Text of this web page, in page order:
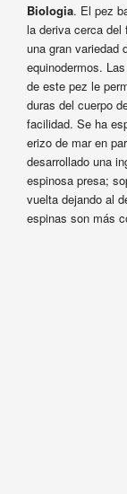
Biologia. El pez
la deriva cerca del
una gran variedad
equinodermos.
de este pez le
duras del cuerpo
facilidad. Se ha
erizo de mar en
desarrollado una
espinosa presa;
vuelta dejando al
espinas son más